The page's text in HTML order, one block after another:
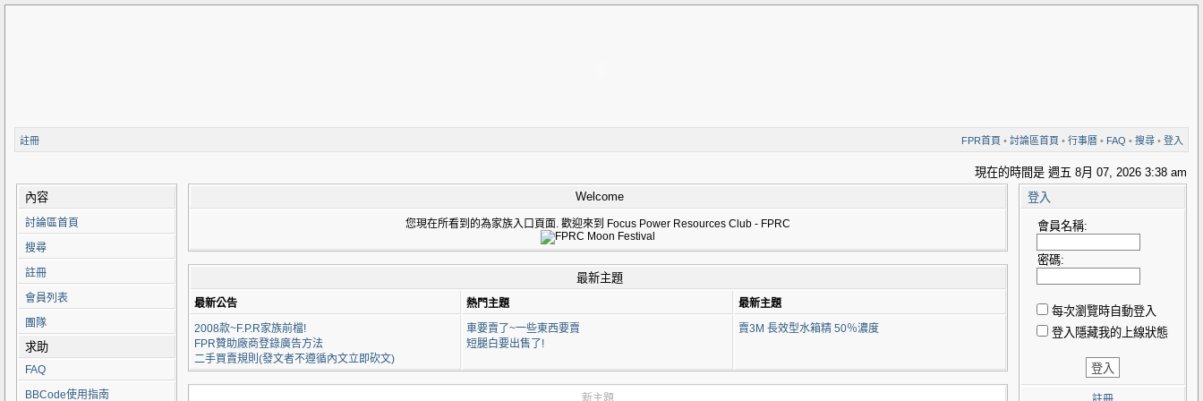
FPR首頁 • 討論區首頁 • 行事曆 • FAQ • 搜尋 • 登入
註冊
現在的時間是 週五 8月 07, 2026 3:38 am
內容
討論區首頁
搜尋
註冊
會員列表
團隊
求助
FAQ
BBCode使用指南
Welcome
您現在所看到的為家族入口頁面. 歡迎來到 Focus Power Resources Club - FPRC
最新主題
最新公告 熱門主題
最新主題
2008款~F.P.R家族前檔!
FPR贊助廠商登錄廣告方法
二手買賣規則(發文者不遵循內文立即砍文)
車要賣了~一些東西要賣
短腿白要出售了!
賣3M 長效型水箱精 50％濃度
新主題
登入
會員名稱:
密碼:
每次瀏覽時自動登入
登入隱藏我的上線狀態